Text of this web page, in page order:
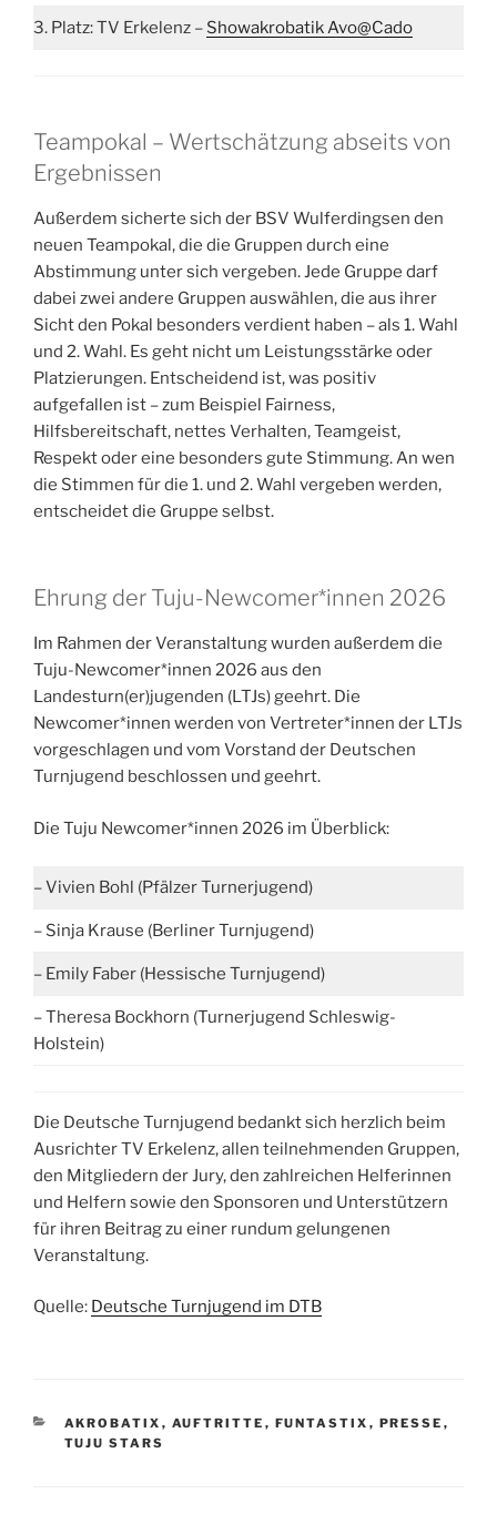
3. Platz: TV Erkelenz – Showakrobatik Avo@Cado
Teampokal – Wertschätzung abseits von
Ergebnissen
Außerdem sicherte sich der BSV Wulferdingsen den
neuen Teampokal, die die Gruppen durch eine
Abstimmung unter sich vergeben. Jede Gruppe darf
dabei zwei andere Gruppen auswählen, die aus ihrer
Sicht den Pokal besonders verdient haben – als 1. Wahl
und 2. Wahl. Es geht nicht um Leistungsstärke oder
Platzierungen. Entscheidend ist, was positiv
aufgefallen ist – zum Beispiel Fairness,
Hilfsbereitschaft, nettes Verhalten, Teamgeist,
Respekt oder eine besonders gute Stimmung. An wen
die Stimmen für die 1. und 2. Wahl vergeben werden,
entscheidet die Gruppe selbst.
Ehrung der Tuju-Newcomer*innen 2026
Im Rahmen der Veranstaltung wurden außerdem die
Tuju-Newcomer*innen 2026 aus den
Landesturn(er)jugenden (LTJs) geehrt. Die
Newcomer*innen werden von Vertreter*innen der LTJs
vorgeschlagen und vom Vorstand der Deutschen
Turnjugend beschlossen und geehrt.
Die Tuju Newcomer*innen 2026 im Überblick:
– Vivien Bohl (Pfälzer Turnerjugend)
– Sinja Krause (Berliner Turnjugend)
– Emily Faber (Hessische Turnjugend)
– Theresa Bockhorn (Turnerjugend Schleswig-
Holstein)
Die Deutsche Turnjugend bedankt sich herzlich beim
Ausrichter TV Erkelenz, allen teilnehmenden Gruppen,
den Mitgliedern der Jury, den zahlreichen Helferinnen
und Helfern sowie den Sponsoren und Unterstützern
für ihren Beitrag zu einer rundum gelungenen
Veranstaltung.
Quelle: Deutsche Turnjugend im DTB
KATEGORIEN
AKROBATIX , AUFTRITTE , FUNTASTIX , PRESSE ,
TUJU STARS